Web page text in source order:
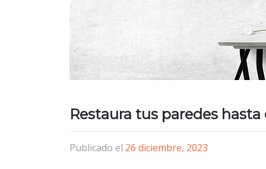
Restaura tus paredes
Publicado el 26 diciembre, 2023